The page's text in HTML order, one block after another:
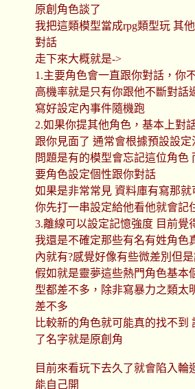
原創角色談了
我把這類模型當成rpg類型玩 其
對話
走下來大概就是->
1.主要角色會一直跟你對話，你
高機率就是只有你跟他不斷對話
寫好設定內事件隨機跑
2.如果你提其他角色，基本上對
跟你見面了 通常會根據預設設
問題是有的模型會忘記這位角色
要角色設定個性跟你對話
如果是非常常見 資料庫有寫那
你先打一串設定給他看他就會記
3.離線可以設定記憶強度 目前覺
我還是不確定那些有名有姓角色
內就有?感覺好像有些微差別但
假如就是靈夢這些熱門角色基本
型都差不多，除非寫暴力之類太
差不多
比較新的角色就可能真的找不到
了名字就是原創角
目前來看玩下去久了就會陷入輪
能自己開